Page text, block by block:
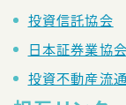
投資信託協会
日本証券業協会
投資不動産流